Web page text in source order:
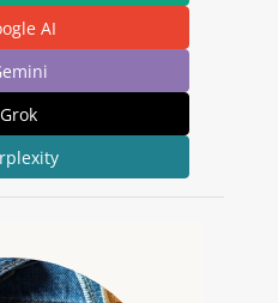
AI
Grok